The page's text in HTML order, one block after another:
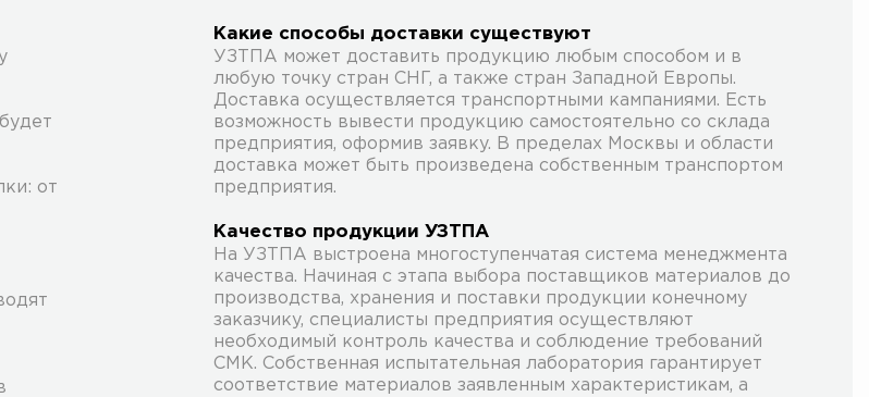
от
Какие способы доставки существуют
УЗТПА может доставить продукцию любым способом и в
любую точку стран СНГ, а также стран Западной Европы.
Доставка осуществляется транспортными кампаниями. Есть
возможность вывести продукцию самостоятельно со склада
предприятия, оформив заявку. В пределах Москвы и области
доставка может быть произведена собственным транспортом
предприятия.
Качество продукции УЗТПА
На УЗТПА выстроена многоступенчатая система менеджмента
качества. Начиная с этапа выбора поставщиков материалов до
производства, хранения и поставки продукции конечному
заказчику, специалисты предприятия осуществляют
необходимый контроль качества и соблюдение требований
СМК. Собственная испытательная лаборатория гарантирует
соответствие материалов заявленным характеристикам, а